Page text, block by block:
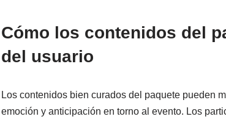
Cómo los contenidos del
del usuario
Los contenidos bien curados del paquete pueden
emoción y anticipación en torno al evento. Los